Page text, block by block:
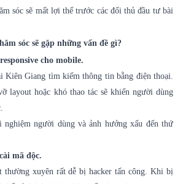
sóc sẽ mất lợi thế trước các đối thủ đầu tư bài
sóc sẽ gặp những vấn đề gì?
cho mobile.
Kiên Giang tìm kiếm thông tin bằng điện thoại.
layout hoặc khó thao tác sẽ khiến người dùng
người dùng và ảnh hưởng xấu đến thứ
mã độc.
thường xuyên rất dễ bị hacker tấn công. Khi bị